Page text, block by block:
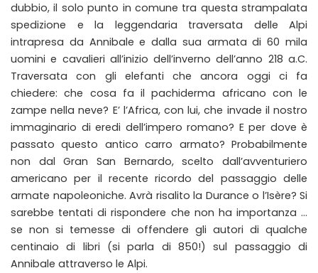
dubbio, il solo punto in comune tra questa strampalata
spedizione e la leggendaria traversata delle Alpi
intrapresa da Annibale e dalla sua armata di 60 mila
uomini e cavalieri all’inizio dell’inverno dell’anno 218 a.C.
Traversata con gli elefanti che ancora oggi ci fa
chiedere: che cosa fa il pachiderma africano con le
zampe nella neve? E’ l’Africa, con lui, che invade il nostro
immaginario di eredi dell’impero romano? E per dove è
passato questo antico carro armato? Probabilmente
non dal Gran San Bernardo, scelto dall’avventuriero
americano per il recente ricordo del passaggio delle
armate napoleoniche. Avrà risalito la Durance o l’Isère? Si
sarebbe tentati di rispondere che non ha importanza …
se non si temesse di offendere gli autori di qualche
centinaio di libri (si parla di 850!) sul passaggio di
Annibale attraverso le Alpi.